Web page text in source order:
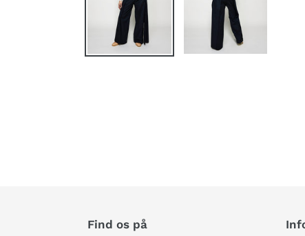
Find os på